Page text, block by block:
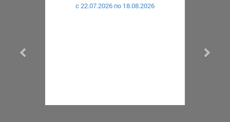
c 22.07.2026 по 18.08.2026